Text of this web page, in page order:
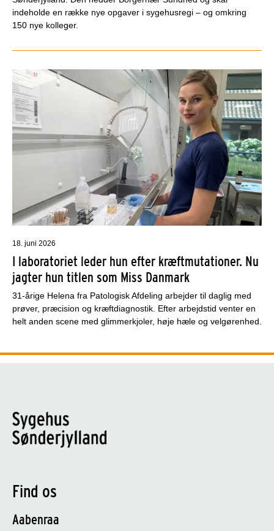
indeholde en række nye opgaver i sygehusregi – og omkring
150 nye kolleger.
18. juni 2026
I laboratoriet leder hun efter kræftmutationer. Nu
jagter hun titlen som Miss Danmark
31-årige Helena fra Patologisk Afdeling arbejder til daglig med
prøver, præcision og kræftdiagnostik. Efter arbejdstid venter en
helt anden scene med glimmerkjoler, høje hæle og velgørenhed.
Find os
Aabenraa